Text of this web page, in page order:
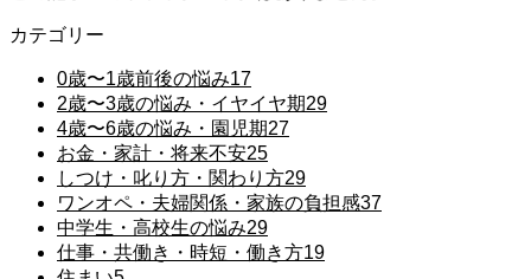
カテゴリー
0歳〜1歳前後の悩み17
2歳〜3歳の悩み・イヤイヤ期29
4歳〜6歳の悩み・園児期27
お金・家計・将来不安25
しつけ・叱り方・関わり方29
ワンオペ・夫婦関係・家族の負担感37
中学生・高校生の悩み29
仕事・共働き・時短・働き方19